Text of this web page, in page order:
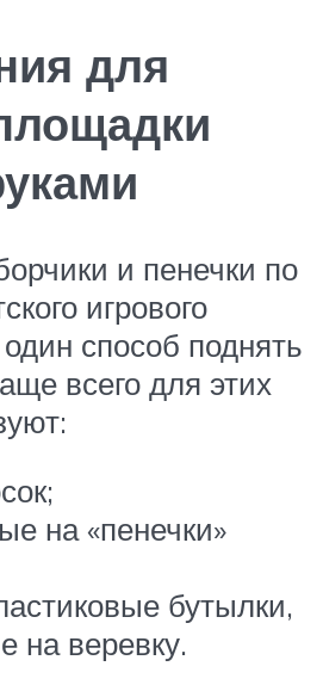
для
и пенечки по
игрового
способ поднять
всего для этих
на «пенечки»
бутылки,
на веревку.